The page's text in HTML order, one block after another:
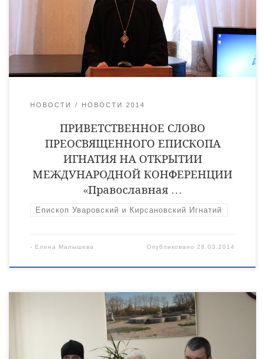
позволяют нам заниматься серьезными научными
изысканиями. Но что-то в этой области все-таки делается. От
себя хочу сказать, что наша православная вера неразрывно
связана с нашей традиционной […]
НОВОСТИ НОВОСТИ 2014
ПРИВЕТСТВЕННОЕ СЛОВО
ПРЕОСВЯЩЕННОГО ЕПИСКОПА
ИГНАТИЯ НА ОТКРЫТИИ
МЕЖДУНАРОДНОЙ КОНФЕРЕНЦИИ
«Православная …
Епископ Уваровский и Кирсановский Игнатий
- Елена Малышева Опубликовано26.03.2014
Масштабы наркоугрозы потребовали новых подходов к
решению проблем, связанных с противодействием
незаконному обороту наркотиков, профилактикой
правонарушений, лечением и социальной реабилитацией